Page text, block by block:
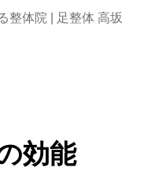
整体院 | 足整体 高坂
効能